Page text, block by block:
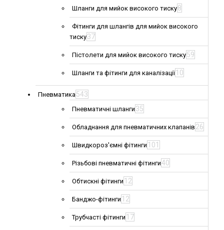
Шланги для мийок високого тиску8
Фітинги для шлангів для мийок високого
тиску37
Пістолети для мийок високого тиску59
Шланги та фітинги для каналізації 10
Пневматика543
Пневматичні шланги 35
Обладнання для пневматичних клапанів 26
Швидкороз'ємні фітинги 101
Різьбові пневматичні фітинги40
Обтискні фітинги 12
Банджо-фітинги 12
Трубчасті фітинги 17